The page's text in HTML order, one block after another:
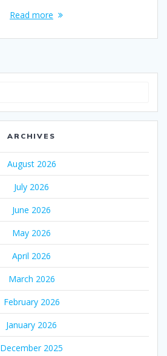
Read more
ARCHIVES
August 2026
July 2026
June 2026
May 2026
April 2026
March 2026
February 2026
January 2026
December 2025